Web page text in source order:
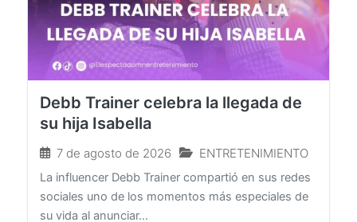
Debb Trainer celebra la llegada de
7 de agosto de 2026 ENTRETENIMIENTO
La influencer Debb Trainer compartió en sus redes
sociales uno de los momentos más especiales de